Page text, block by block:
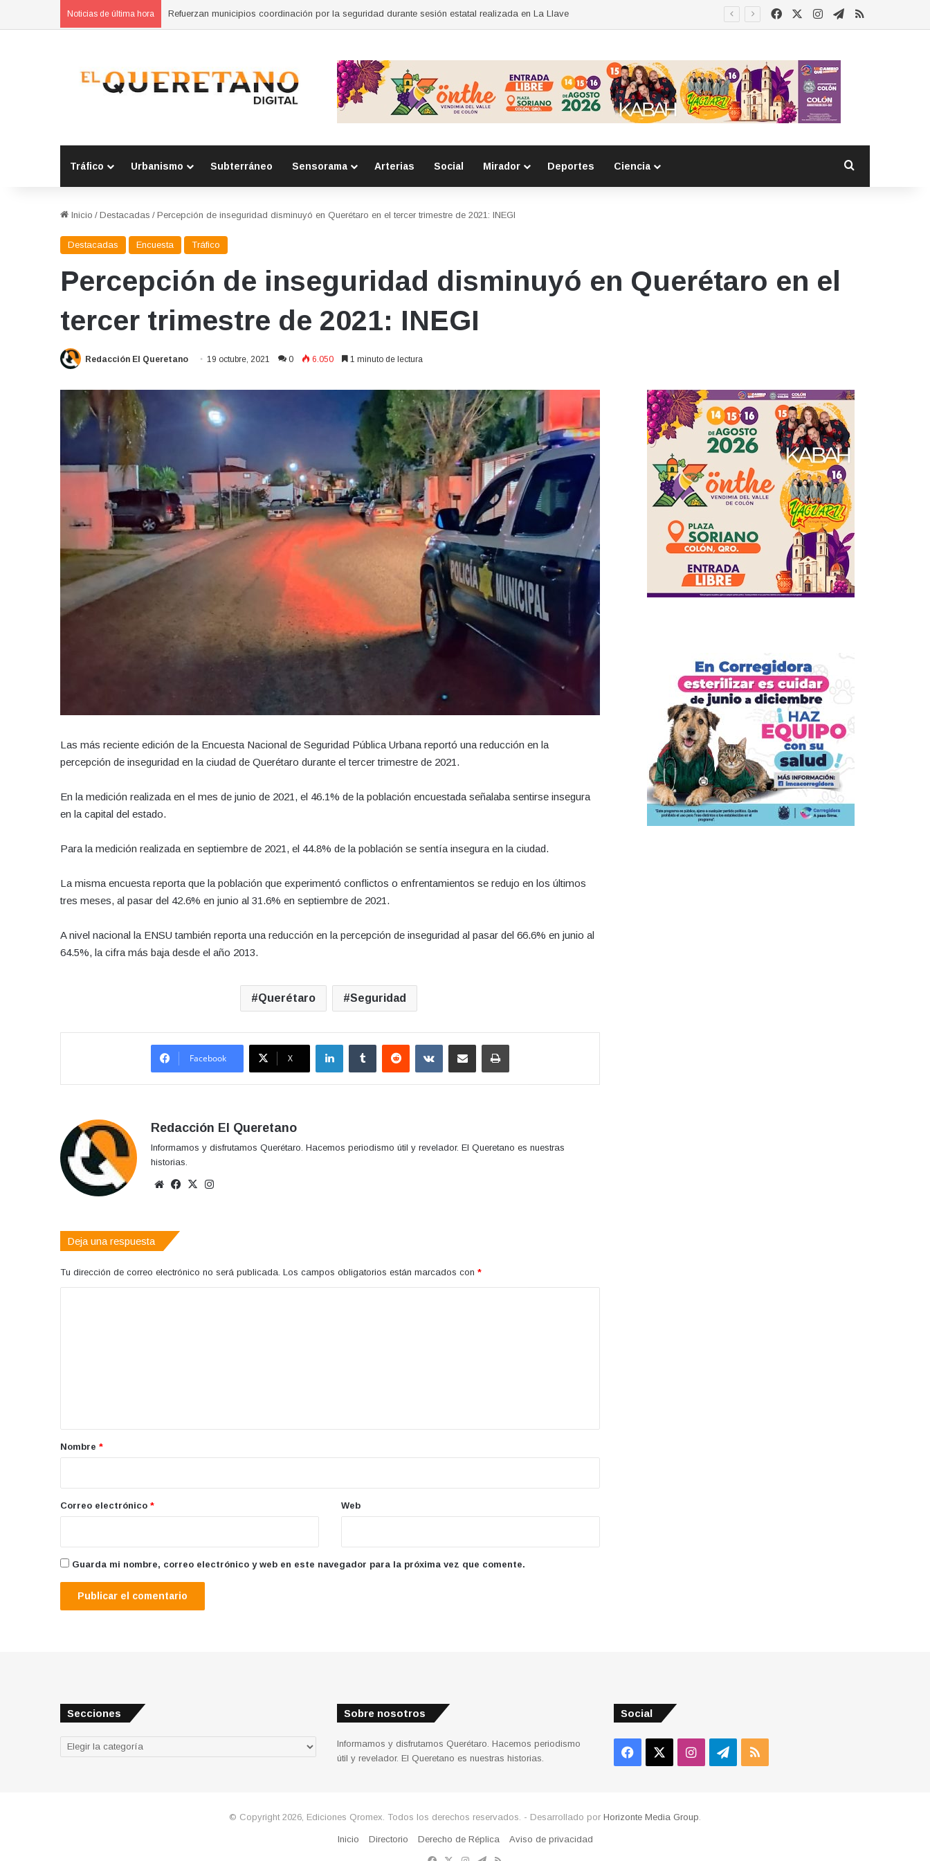
Noticias de última hora Clausura Marco Del Prete el taller Herramientas para Exportar FacebookInstagram
Telegram
RSS
Tráfico Urbanismo Subterráneo Sensorama Arterias Social Mirador Deportes Ciencia
Inicio / Destacadas / Percepción de inseguridad disminuyó en Querétaro en el tercer trimestre de 2021: INEGI
Destacadas Encuesta Tráfico
Percepción de inseguridad disminuyó en Querétaro en el
tercer trimestre de 2021: INEGI
Redacción El Queretano 19 octubre, 2021 0 6.050 1 minuto de lectura
Las más reciente edición de la Encuesta Nacional de Seguridad Pública Urbana reportó una reducción en la
percepción de inseguridad en la ciudad de Querétaro durante el tercer trimestre de 2021.
En la medición realizada en el mes de junio de 2021, el 46.1% de la población encuestada señalaba sentirse insegura
en la capital del estado.
Para la medición realizada en septiembre de 2021, el 44.8% de la población se sentía insegura en la ciudad.
La misma encuesta reporta que la población que experimentó conflictos o enfrentamientos se redujo en los últimos
tres meses, al pasar del 42.6% en junio al 31.6% en septiembre de 2021.
A nivel nacional la ENSU también reporta una reducción en la percepción de inseguridad al pasar del 66.6% en junio al
64.5%, la cifra más baja desde el año 2013.
Querétaro Seguridad
Facebook X
LinkedInTumblr Reddit VKontakteCompartir por correo electrónicoImprimir
Redacción El Queretano
Informamos y disfrutamos Querétaro. Hacemos periodismo útil y revelador. El Queretano es nuestras
historias.
Sitio
Facebook
X
Deja una respuesta
Tu dirección de correo electrónico no será publicada. Los campos obligatorios están marcados con *
r
*
Nombre *
Correo electrónico * Web
Guarda mi nombre, correo electrónico y web en este navegador para la próxima vez que comente.
Secciones
Secciones
Sobre nosotros
Informamos y disfrutamos Querétaro. Hacemos periodismo
útil y revelador. El Queretano es nuestras historias.
Social
Facebook InstagramTelegram
RSS
© Copyright 2026, Ediciones Qromex. Todos los derechos reservados. - Desarrollado por Horizonte Media Group
Inicio Directorio Derecho de Réplica
Aviso de privacidad